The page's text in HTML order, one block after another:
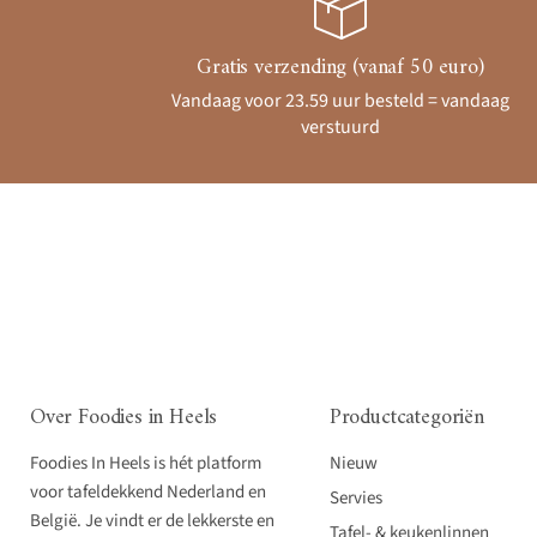
Gratis verzending (vanaf 50 euro)
Vandaag voor 23.59 uur besteld = vandaag
verstuurd
Over Foodies in Heels
Foodies In Heels is hét platform
voor tafeldekkend Nederland en
België. Je vindt er de lekkerste en
Productcategoriën
Nieuw
Servies